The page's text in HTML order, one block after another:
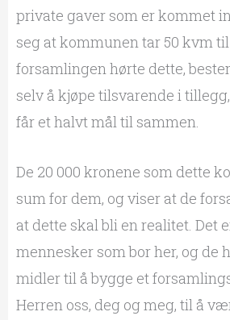
private gaver som er kommet
seg at kommunen tar 50 kvm til
forsamlingen hørte dette,
selv å kjøpe tilsvarende i
får et halvt mål til sammen.
De 20 000 kronene som dette
sum for dem, og viser at de
at dette skal bli en realitet. Det
mennesker som bor her, og de
midler til å bygge et
Herren oss, deg og meg, til å